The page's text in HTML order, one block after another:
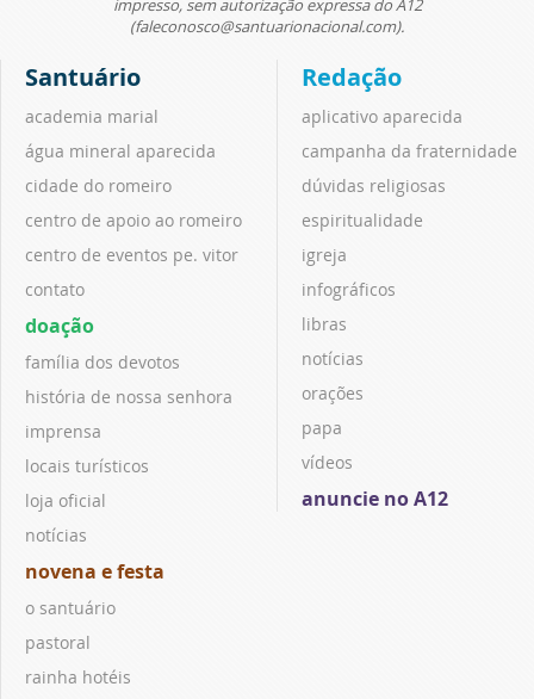
impresso, sem autorização expressa do A12
(faleconosco@santuarionacional.com).
Santuário
academia marial
água mineral aparecida
cidade do romeiro
centro de apoio ao romeiro
centro de eventos pe. vitor
contato
doação
família dos devotos
história de nossa senhora
imprensa
locais turísticos
loja oficial
notícias
novena e festa
o santuário
pastoral
rainha hotéis
Redação
aplicativo aparecida
campanha da fraternidade
dúvidas religiosas
espiritualidade
igreja
infográficos
libras
notícias
orações
papa
vídeos
anuncie no A12